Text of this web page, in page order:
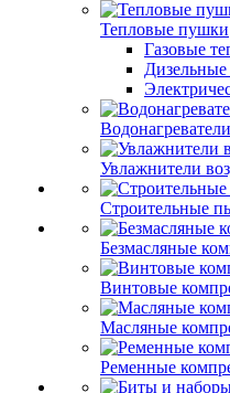
Тепловые пушки
Газовые
Водонагреватели
Увлажнители
Строительные
Безмасляные
Винтовые
Масляные
Ременные